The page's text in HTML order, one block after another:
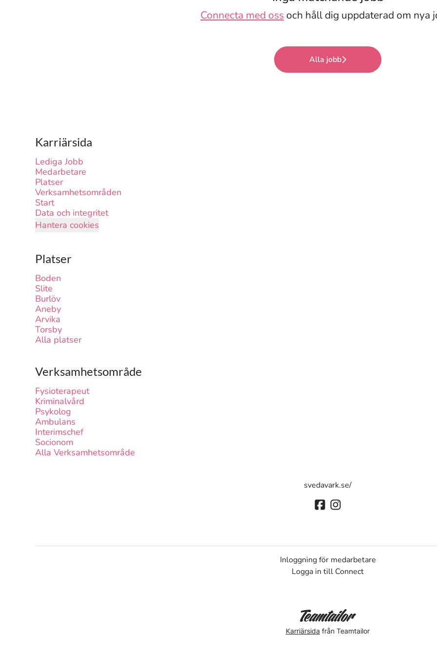
Connecta med oss och håll dig uppdaterad om nya
Alla jobb
Karriärsida
Lediga Jobb
Medarbetare
Platser
Verksamhetsområden
Start
Data och integritet
Hantera cookies
Platser
Boden
Slite
Burlöv
Aneby
Arvika
Torsby
Alla platser
Verksamhetsområde
Fysioterapeut
Kriminalvård
Psykolog
Ambulans
Interimschef
Socionom
Alla Verksamhetsområde
svedavark.se/
Inloggning för medarbetare
Logga in till Connect
Karriärsida från Teamtailor